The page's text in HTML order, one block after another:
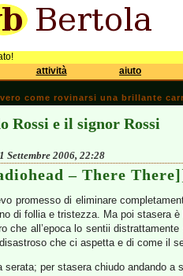
attività aiuto
come rovinarsi una brillante
Rossi e il signor Rossi
Settembre 2006, 22:28
– There
promesso di eliminare
di follia e tristezza. Ma poi stasera
che all’epoca lo sentii
che ci aspetta e di come il
serata; per stasera chiudo andando a